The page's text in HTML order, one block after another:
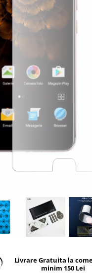
Livrare Gratuita la
minim 150 Lei